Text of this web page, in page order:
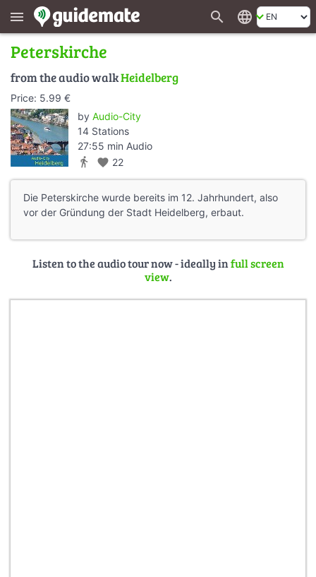
menu search language
Peterskirche
from the audio walkHeidelberg
Price: 5.99 €
by Audio-City
14 Stations
27:55 min Audio
directions_walk favorite 22
Die Peterskirche wurde bereits im 12. Jahrhundert, also
vor der Gründung der Stadt Heidelberg, erbaut.
Listen to the audio tour now - ideally infull screen
view.